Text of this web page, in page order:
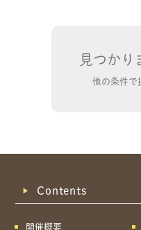
見つかり
他の条件で
Contents
開催概要